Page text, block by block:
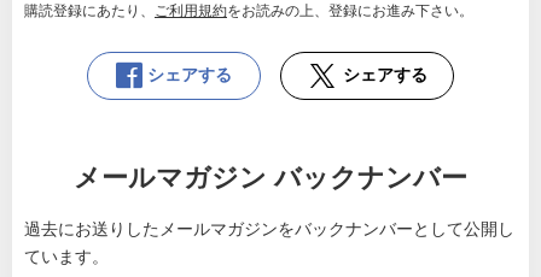
購読登録にあたり、 ご利用規約をお読みの上、登録にお進み下さい。
シェアする シェアする
メールマガジン バックナンバー
過去にお送りしたメールマガジンをバックナンバーとして公開し
ています。